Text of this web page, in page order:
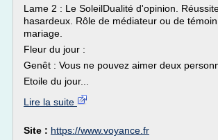
Lame 2 : Le SoleilDualité d'opinion.
hasardeux. Rôle de médiateur ou de
mariage.
Fleur du jour :
Genêt : Vous ne pouvez aimer deux
Etoile du jour...
Lire la suite
Site : https://www.voyance.fr